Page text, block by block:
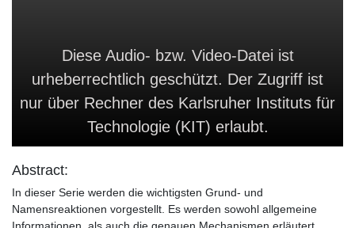
Diese Audio- bzw. Video-Datei ist
urheberrechtlich geschützt. Der Zugriff ist
nur über Rechner des Karlsruher Instituts für
Technologie (KIT) erlaubt.
Abstract:
In dieser Serie werden die wichtigsten Grund- und
Namensreaktionen vorgestellt. Es werden sowohl allgemeine